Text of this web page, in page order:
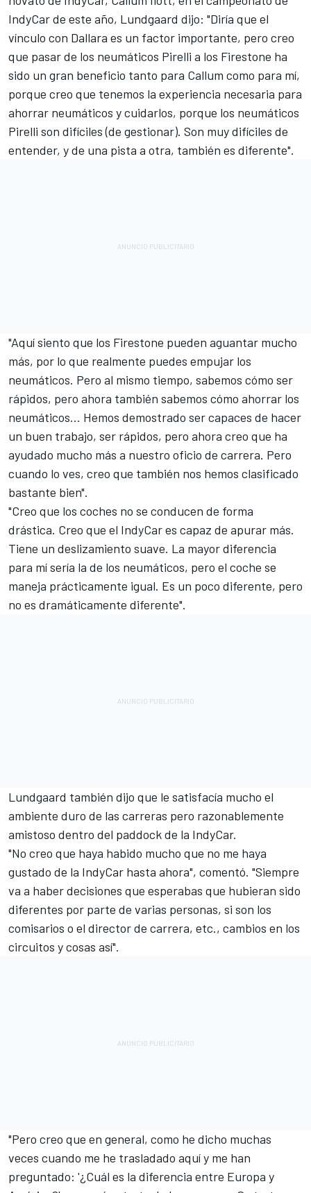
IndyCar de este año, Lundgaard dijo: "Diría que el
vínculo con Dallara es un factor importante, pero creo
que pasar de los neumáticos Pirelli a los Firestone ha
sido un gran beneficio tanto para Callum como para mí,
porque creo que tenemos la experiencia necesaria para
ahorrar neumáticos y cuidarlos, porque los neumáticos
Pirelli son difíciles (de gestionar). Son muy difíciles de
entender, y de una pista a otra, también es diferente".
"Aquí siento que los Firestone pueden aguantar mucho
más, por lo que realmente puedes empujar los
neumáticos. Pero al mismo tiempo, sabemos cómo ser
rápidos, pero ahora también sabemos cómo ahorrar los
neumáticos... Hemos demostrado ser capaces de hacer
un buen trabajo, ser rápidos, pero ahora creo que ha
ayudado mucho más a nuestro oficio de carrera. Pero
cuando lo ves, creo que también nos hemos clasificado
bastante bien".
"Creo que los coches no se conducen de forma
drástica. Creo que el IndyCar es capaz de apurar más.
Tiene un deslizamiento suave. La mayor diferencia
para mí sería la de los neumáticos, pero el coche se
maneja prácticamente igual. Es un poco diferente, pero
no es dramáticamente diferente".
Lundgaard también dijo que le satisfacía mucho el
ambiente duro de las carreras pero razonablemente
amistoso dentro del paddock de la IndyCar.
"No creo que haya habido mucho que no me haya
gustado de la IndyCar hasta ahora", comentó. "Siempre
va a haber decisiones que esperabas que hubieran sido
diferentes por parte de varias personas, si son los
comisarios o el director de carrera, etc., cambios en los
circuitos y cosas así".
"Pero creo que en general, como he dicho muchas
veces cuando me he trasladado aquí y me han
preguntado: '¿Cuál es la diferencia entre Europa y